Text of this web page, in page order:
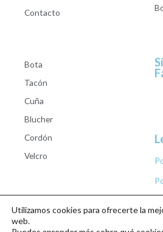
Contacto
Bota
Tacón
Cuña
Blucher
Cordón
Velcro
Utilizamos cookies para ofrecerte la
web.